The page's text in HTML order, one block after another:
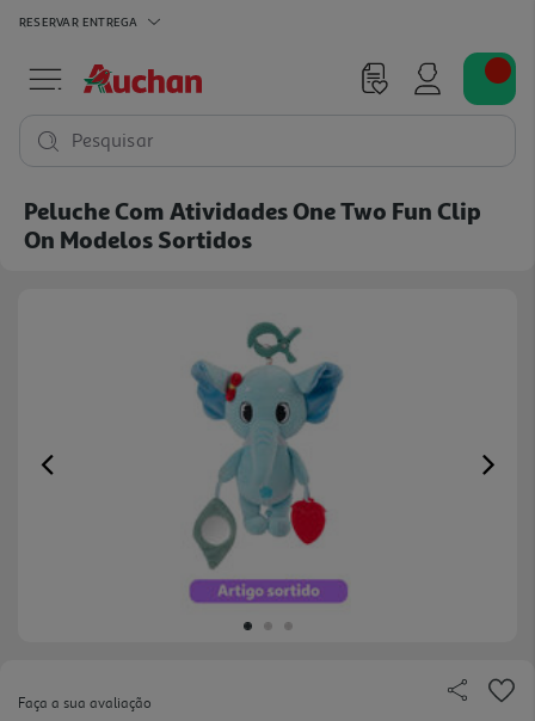
RESERVAR ENTREGA
Pesquisar
Peluche Com Atividades One Two Fun Clip
On Modelos Sortidos
Previous
Faça a sua avaliação